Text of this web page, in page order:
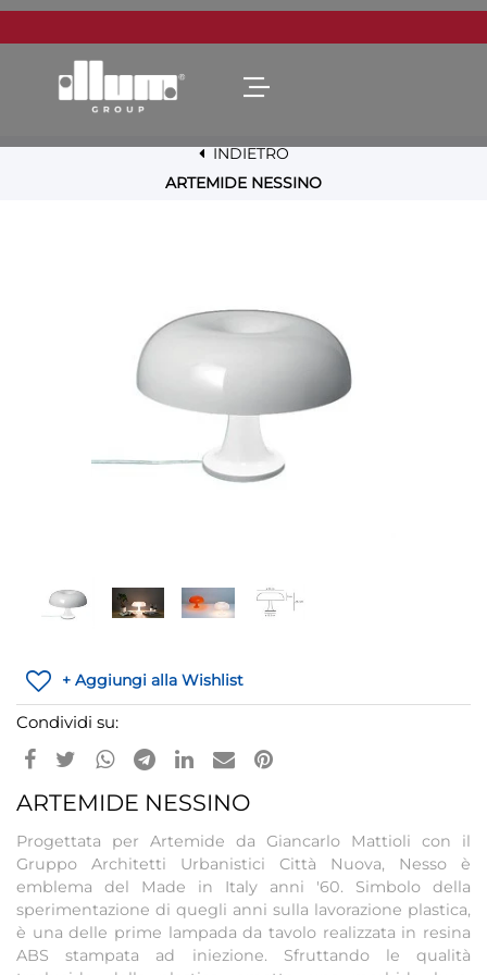
Open menu
INDIETRO
ARTEMIDE NESSINO
+ Aggiungi alla Wishlist
Condividi su:
ARTEMIDE NESSINO
Progettata per Artemide da Giancarlo Mattioli con il
Gruppo Architetti Urbanistici Città Nuova, Nesso è
emblema del Made in Italy anni '60. Simbolo della
sperimentazione di quegli anni sulla lavorazione plastica,
è una delle prime lampada da tavolo realizzata in resina
ABS stampata ad iniezione. Sfruttando le qualità